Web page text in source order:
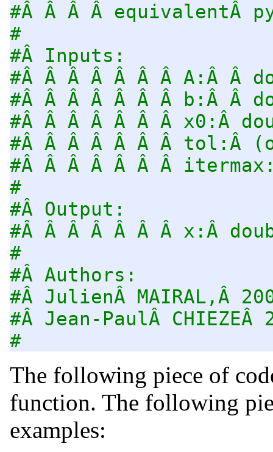
#Â Â Â Â equivalentÂ
#
#Â Inputs:
#Â Â Â Â Â Â Â A:Â Â
#Â Â Â Â Â Â Â b:Â Â
#Â Â Â Â Â Â Â x0:Â
#Â Â Â Â Â Â Â tol:Â
#Â Â Â Â Â Â Â
#
#Â Output:
#Â Â Â Â Â Â Â x:Â
#
#Â Authors:
#Â JulienÂ MAIRAL,Â
#Â Jean-PaulÂ
#
The following piece of
function. The following
examples: